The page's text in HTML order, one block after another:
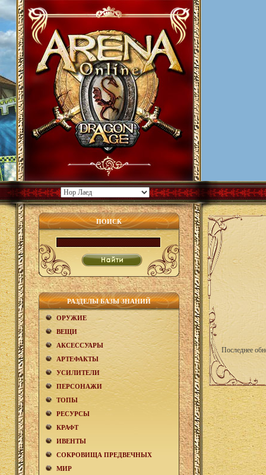
ПОИСК
РАЗДЕЛЫ БАЗЫ ЗНАНИЙ
ОРУЖИЕ
ВЕЩИ
АКCЕСCУАРЫ
АРТЕФАКТЫ
УСИЛИТЕЛИ
ПЕРСОНАЖИ
ТОПЫ
РЕСУРСЫ
КРАФТ
ИВЕНТЫ
СОКРОВИЩА ПРЕДВЕЧНЫХ
МИР
Последнее